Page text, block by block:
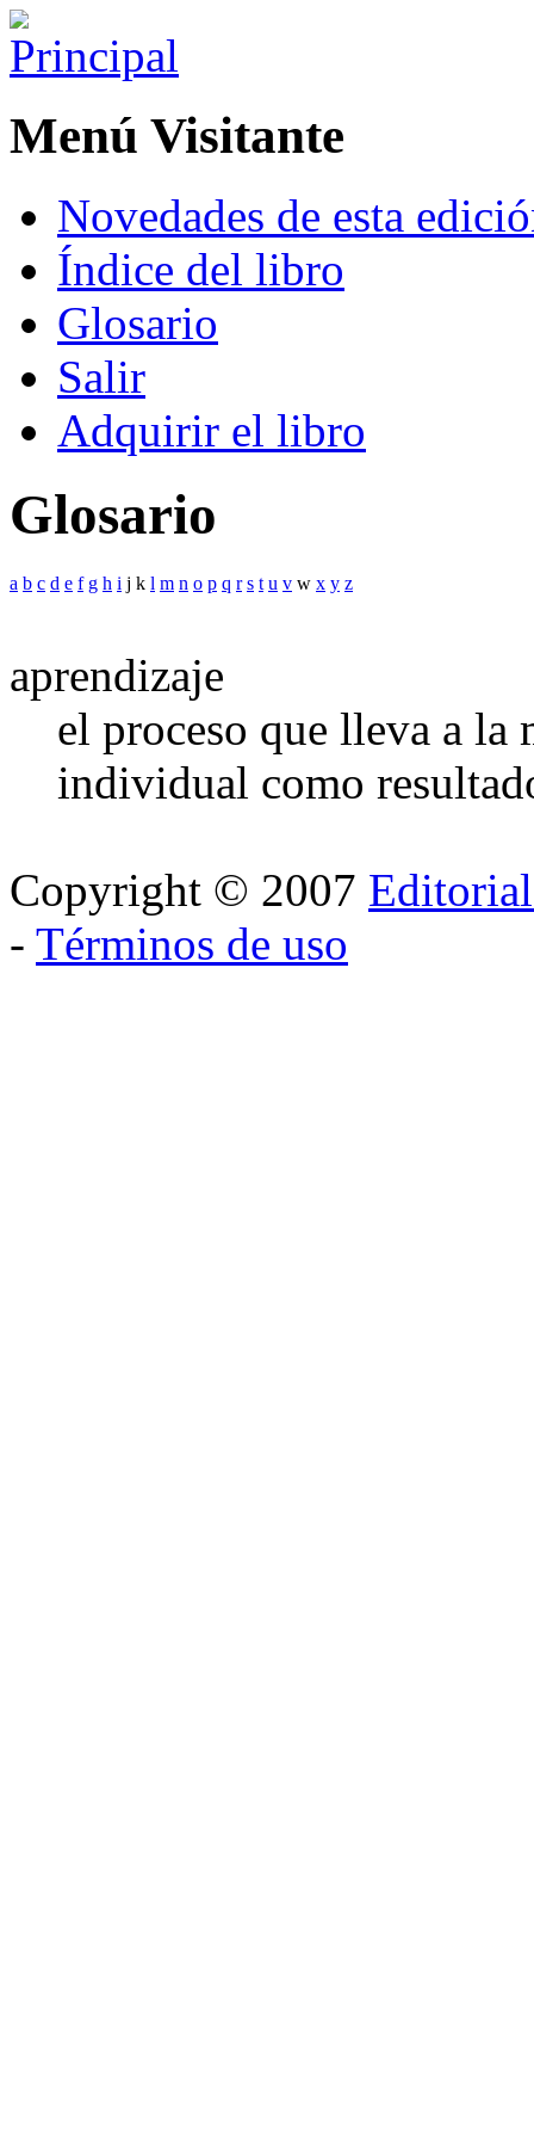
Menú Visitante
Novedades de esta
Índice del libro
Glosario
Salir
Adquirir el libro
Glosario
a b c d e f g h i j k l m n o p q r s t u v w x y z
aprendizaje
el proceso que lleva a
individual como
Copyright © 2007
- Términos de uso